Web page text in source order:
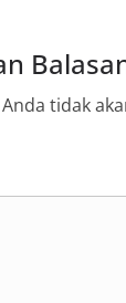
tidak